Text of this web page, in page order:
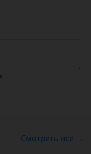
Смотреть все →